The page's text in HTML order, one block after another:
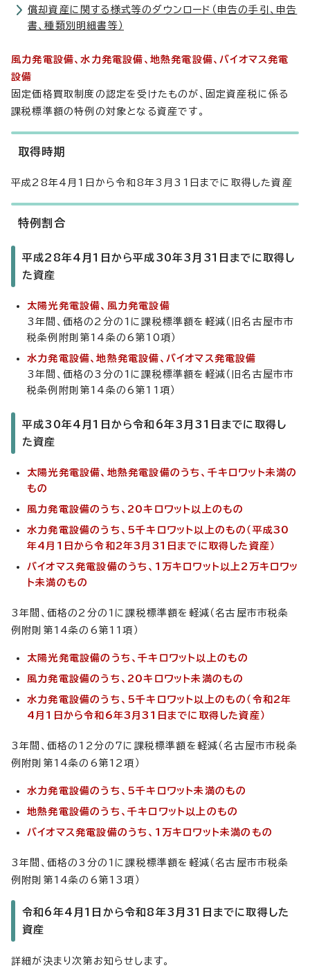
償却資産に関する様式等のダウンロード（申告の手引、申告
書、種類別明細書等）
風力発電設備、水力発電設備、地熱発電設備、バイオマス発電
設備
固定価格買取制度の認定を受けたものが、固定資産税に係る
課税標準額の特例の対象となる資産です。
取得時期
平成28年4月1日から令和8年3月31日までに取得した資産
特例割合
平成28年4月1日から平成30年3月31日までに取得し
た資産
太陽光発電設備、風力発電設備
3年間、価格の2分の1に課税標準額を軽減（旧名古屋市市
税条例附則第14条の6第10項）
水力発電設備、地熱発電設備、バイオマス発電設備
3年間、価格の3分の1に課税標準額を軽減（旧名古屋市市
税条例附則第14条の6第11項）
平成30年4月1日から令和6年3月31日までに取得し
た資産
太陽光発電設備、地熱発電設備のうち、千キロワット未満の
もの
風力発電設備のうち、20キロワット以上のもの
水力発電設備のうち、5千キロワット以上のもの（平成30
年4月1日から令和2年3月31日までに取得した資産）
バイオマス発電設備のうち、1万キロワット以上2万キロワッ
ト未満のもの
3年間、価格の2分の1に課税標準額を軽減（名古屋市市税条
例附則第14条の6第11項）
太陽光発電設備のうち、千キロワット以上のもの
風力発電設備のうち、20キロワット未満のもの
水力発電設備のうち、5千キロワット以上のもの（令和2年
4月1日から令和6年3月31日までに取得した資産）
3年間、価格の12分の7に課税標準額を軽減（名古屋市市税条
例附則第14条の6第12項）
水力発電設備のうち、5千キロワット未満のもの
地熱発電設備のうち、千キロワット以上のもの
バイオマス発電設備のうち、1万キロワット未満のもの
3年間、価格の3分の1に課税標準額を軽減（名古屋市市税条
例附則第14条の6第13項）
令和6年4月1日から令和8年3月31日までに取得した
資産
詳細が決まり次第お知らせします。